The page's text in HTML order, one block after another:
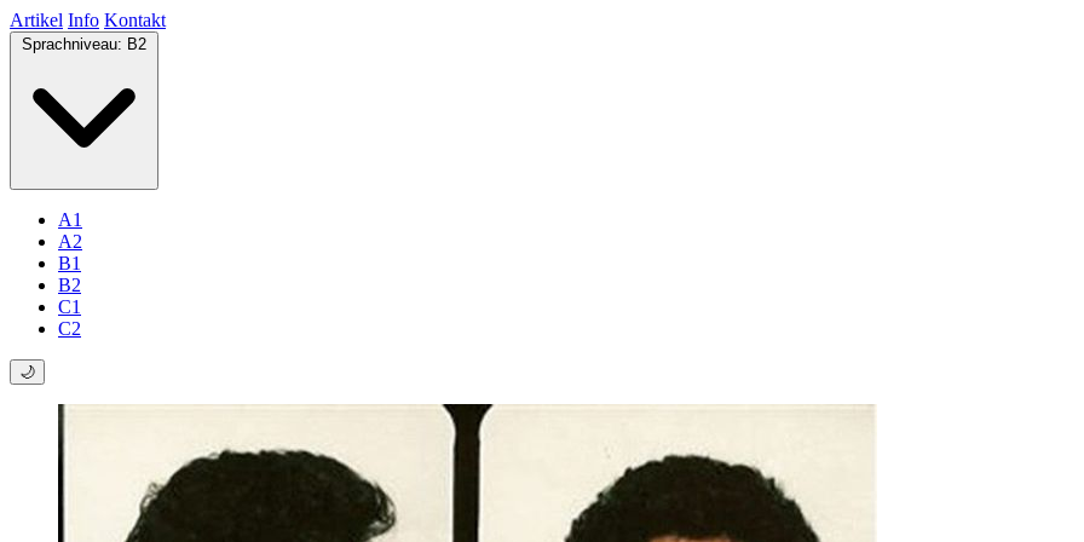
Artikel Info Kontakt
Sprachniveau: B2
A1
A2
B1
B2
C1
C2
🌙